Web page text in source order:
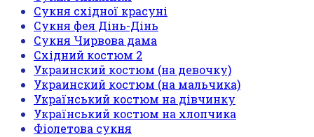
Сукня східної красуні
Сукня фея Дінь-Дінь
Сукня Чирвова дама
Східний костюм 2
Украинский костюм (на девочку)
Украинский костюм (на мальчика)
Український костюм на дівчинку
Український костюм на хлопчика
Фіолетова сукня